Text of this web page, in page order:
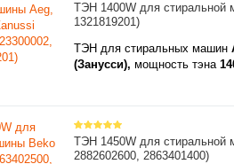
ТЭН 1400W для стиральной
1321819201)
ТЭН для стиральных машин
(Занусси), мощность тэна
ТЭН 1450W для стиральной
2882602600, 2863401400)